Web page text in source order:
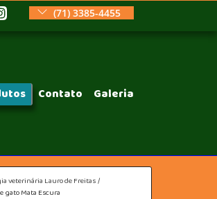
(71) 3385-4455
Contato Galeria
veterinária Lauro de Freitas
gato Mata Escura